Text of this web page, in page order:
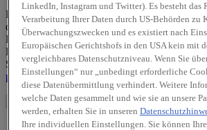
Die von Ihnen angegebenen
durch den zuständigen Vertragshändler allein
Kontaktanfrage verarbeitet. Weitere
Datenverarbeitung und Ihren Rechten als
Sie in unserer Datenschutzerklärung unter
partners/auto-greiner-gmbh-co-kg-
Absenden
LinkedIn, Instagram und Twitter). Es besteht das
Verarbeitung Ihrer Daten durch US-Behörden zu
Überwachungszwecken und es existiert nach
Europäischen Gerichtshofs in den USA kein mit
vergleichbares Datenschutzniveau. Wenn Sie
Einstellungen“ nur „unbedingt erforderliche
diese Datenübermittlung verhindert. Weitere
welche Daten gesammelt und wie sie an unsere
werden, erhalten Sie in unseren
Ihre individuellen Einstellungen. Sie können